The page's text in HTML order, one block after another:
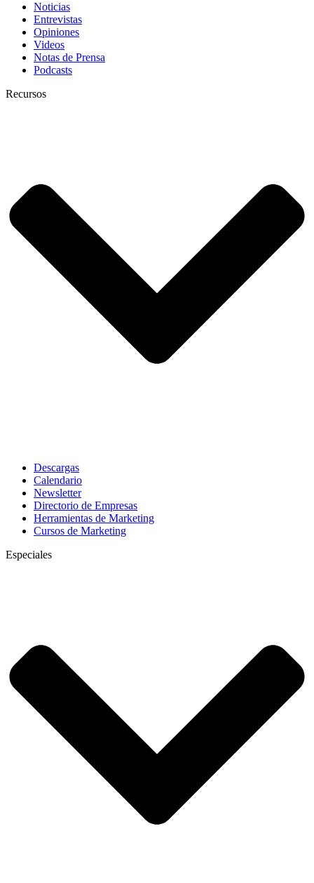
Noticias
Entrevistas
Opiniones
Videos
Notas de Prensa
Podcasts
Recursos
Descargas
Calendario
Newsletter
Directorio de Empresas
Herramientas de Marketing
Cursos de Marketing
Especiales